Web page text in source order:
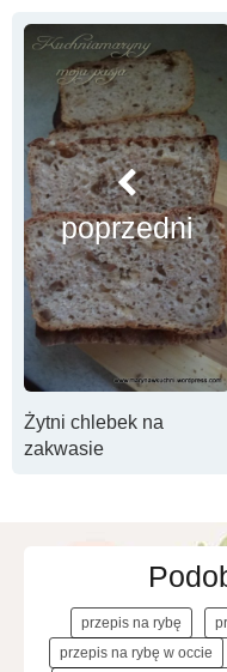
poprzedni
Żytni chlebek na
zakwasie
przepis na rybę
przepis na rybę w occie